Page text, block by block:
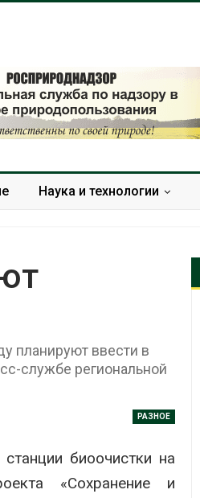
Наука и технологии
планируют ввести в
службе региональной
РАЗНОЕ
биоочистки на
«Сохранение и
спроса со стороны ИИ
водохранилища Волги и
превысить норму почти в
раза